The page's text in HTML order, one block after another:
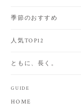
季節のおすすめ
人気TOP12
ともに、長く。
GUIDE
HOME